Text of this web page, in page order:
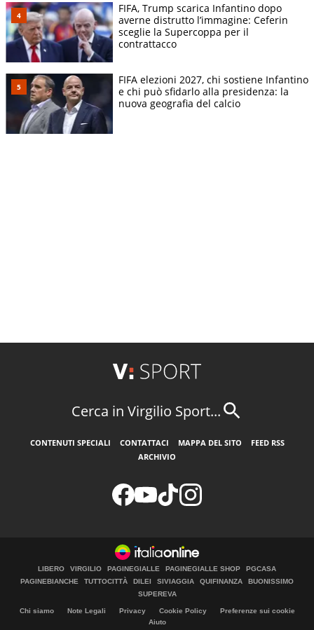
FIFA, Trump scarica Infantino dopo
averne distrutto l’immagine: Ceferin
sceglie la Supercoppa per il
contrattacco
FIFA elezioni 2027, chi sostiene Infantino
e chi può sfidarlo alla presidenza: la
nuova geografia del calcio
Cerca in Virgilio Sport...
CONTENUTI SPECIALI CONTATTACI MAPPA DEL SITO
FEED RSS
ARCHIVIO
LIBERO VIRGILIO PAGINEGIALLE PAGINEGIALLE SHOP
PGCASA
PAGINEBIANCHE
TUTTOCITTÀ DILEI SIVIAGGIA QUIFINANZA
BUONISSIMO
SUPEREVA
Chi siamo Note Legali Privacy Cookie Policy
Preferenze sui cookie
Aiuto